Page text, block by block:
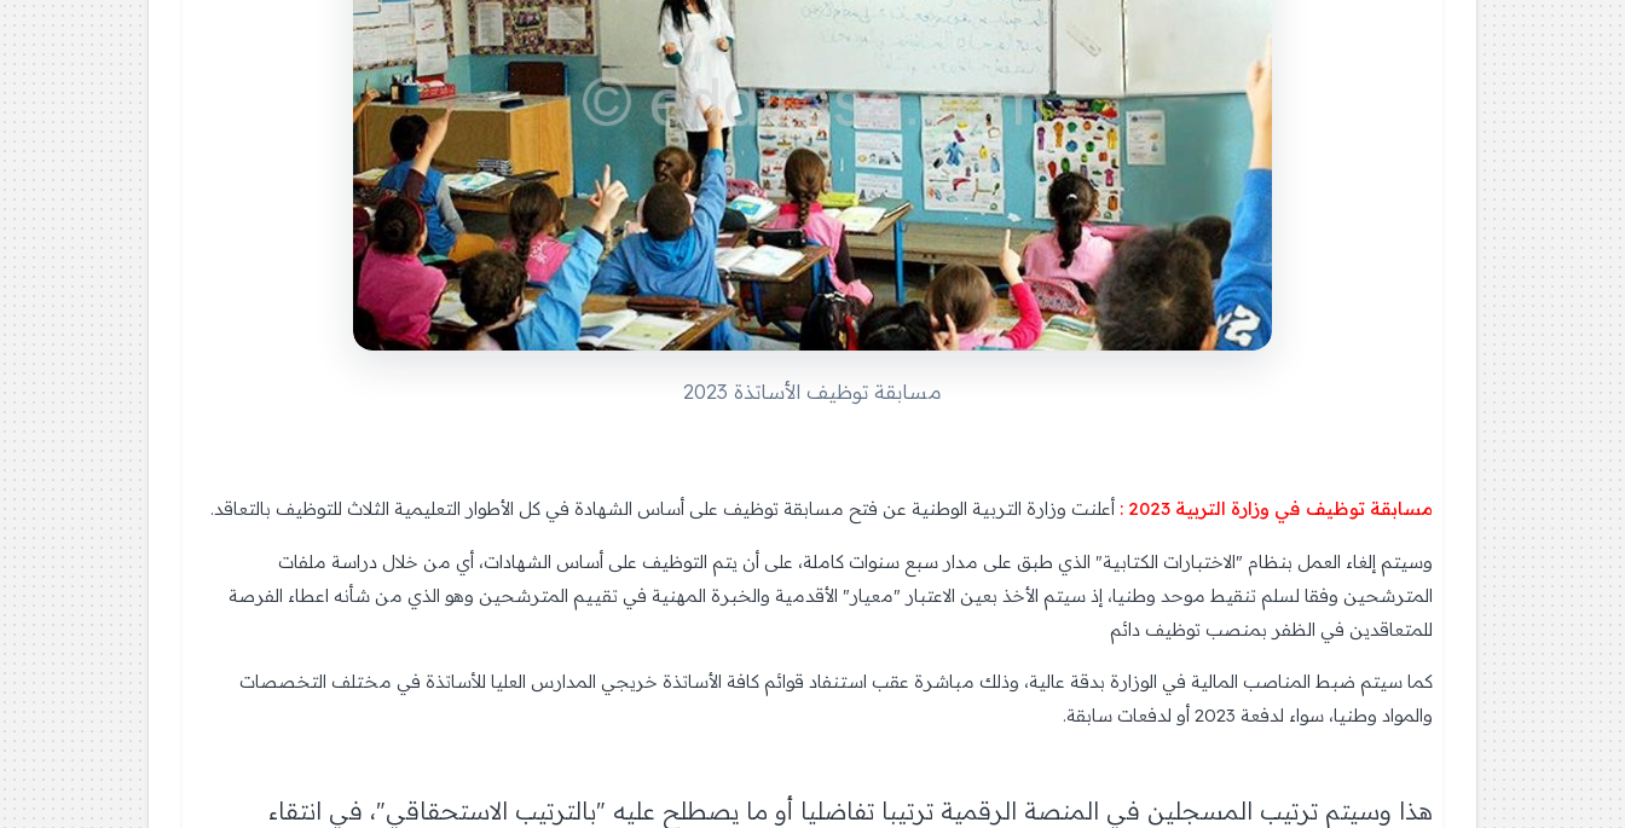
مسابقة توظيف الأساتذة 2023
مسابقة توظيف في وزارة التربية 2023 : أعلنت وزارة التربية الوطنية عن فتح مسابقة توظيف على أساس الشهادة في كل الأطوار التعليمية الثلاث للتوظيف بالتعاقد.
وسيتم إلغاء العمل بنظام "الاختبارات الكتابية" الذي طبق على مدار سبع سنوات كاملة، على أن يتم التوظيف على أساس الشهادات، أي من خلال دراسة ملفات
المترشحين وفقا لسلم تنقيط موحد وطنيا، إذ سيتم الأخذ بعين الاعتبار "معيار" الأقدمية والخبرة المهنية في تقييم المترشحين وهو الذي من شأنه اعطاء الفرصة
للمتعاقدين في الظفر بمنصب توظيف دائم
كما سيتم ضبط المناصب المالية في الوزارة بدقة عالية، وذلك مباشرة عقب استنفاد قوائم كافة الأساتذة خريجي المدارس العليا للأساتذة في مختلف التخصصات
والمواد وطنيا، سواء لدفعة 2023 أو لدفعات سابقة.
هذا وسيتم ترتيب المسجلين في المنصة الرقمية ترتيبا تفاضليا أو ما يصطلح عليه "بالترتيب الاستحقاقي"، في انتقاء